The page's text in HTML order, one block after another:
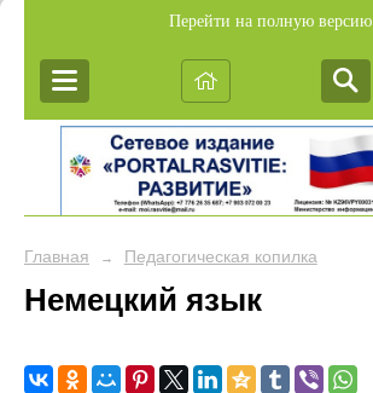
Перейти на полную версию
Главная → Педагогическая копилка
Немецкий язык